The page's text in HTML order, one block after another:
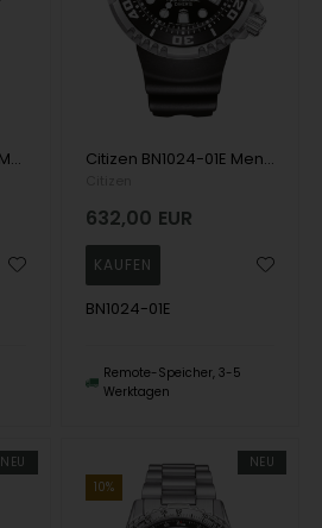
Citizen BN0269-50W Mens Watch Promaster Eco-Drive Diver 40mm 20ATM Wristwatch Citizen BN1024-01E Mens Watch Promaster Prof. Diver Solar Chronograph 46mm 30ATM Wristwatch
632,00 EUR
BN1024-01E
Remote-Speicher, 3-5
Werktagen
NEU
NEU
10%